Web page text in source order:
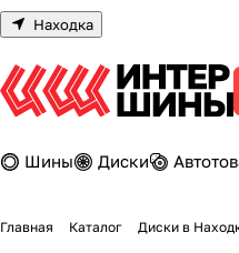
Находка
Шины Диски
Главная Каталог Диски в